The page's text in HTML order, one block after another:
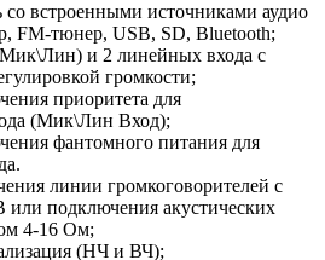
встроенными источниками аудио
FM-тюнер, USB, SD, Bluetooth;
и 2 линейных входа с
громкости;
приоритета для
(Мик\Лин Вход);
фантомного питания для
линии громкоговорителей с
подключения акустических
4‑16 Ом;
(НЧ и ВЧ);